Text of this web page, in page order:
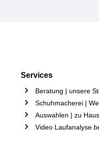
Services
Beratung | unsere
Schuhmacherei |
Auswahlen | zu
Video Laufanalyse